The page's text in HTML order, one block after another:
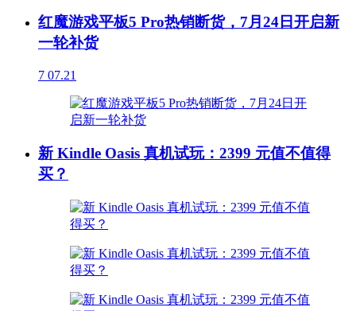
红魔游戏平板5 Pro热销断货，7月24日开启新
一轮补货
7 07.21
新 Kindle Oasis 真机试玩：2399 元值不值得
买？